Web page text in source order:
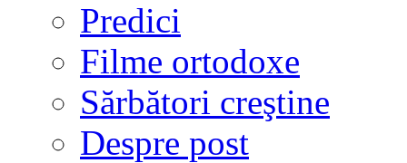
Predici
Filme ortodoxe
Sărbători creştine
Despre post